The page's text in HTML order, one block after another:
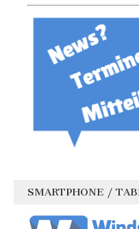
SMARTPHONE /